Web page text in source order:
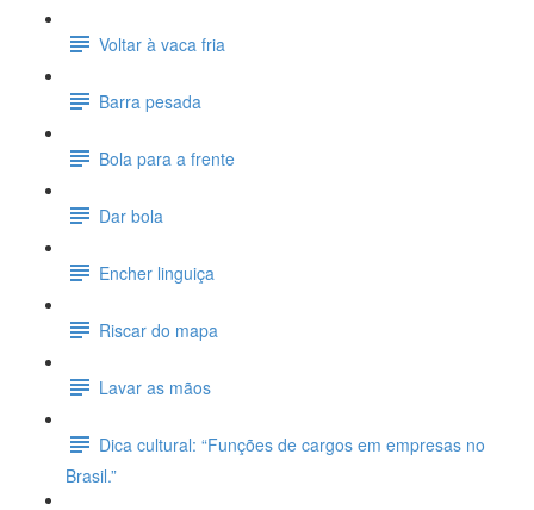
Voltar à vaca fria
Barra pesada
Bola para a frente
Dar bola
Encher linguiça
Riscar do mapa
Lavar as mãos
Dica cultural: “Funções de cargos em empresas no
Brasil.”